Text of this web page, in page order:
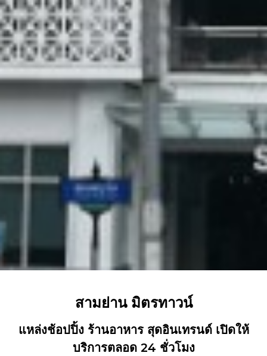
สามย่าน มิตรทาวน์
แหล่งช้อปปิ้ง ร้านอาหาร สุดอินเทรนด์ เปิดให้
บริการตลอด 24 ชั่วโมง